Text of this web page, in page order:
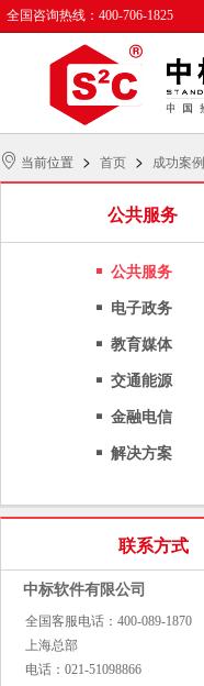
全国咨询热线：400-706-1825
当前位置 > 首页 > 成功案例
公共服务
公共服务
电子政务
教育媒体
交通能源
金融电信
解决方案
联系方式
中标软件有限公司
全国客服电话：400-089-1870
上海总部
电话：021-51098866